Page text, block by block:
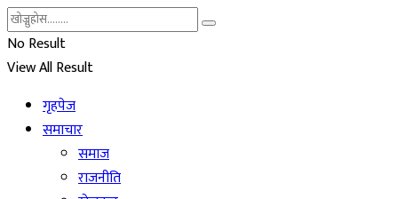
No Result
View All Result
गृहपेज
समाचार
समाज
राजनीति